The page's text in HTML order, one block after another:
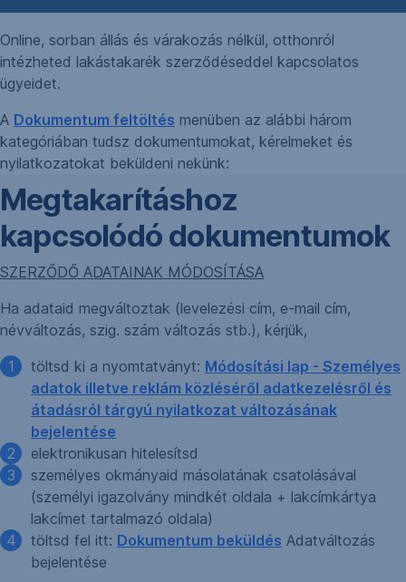
Online, sorban állás és várakozás nélkül, otthonról
intézheted lakástakarék szerződéseddel kapcsolatos
ügyeidet.
A Dokumentum feltöltés menüben az alábbi három
kategóriában tudsz dokumentumokat, kérelmeket és
nyilatkozatokat beküldeni nekünk:
Megtakarításhoz
kapcsolódó dokumentumok
SZERZŐDŐ ADATAINAK MÓDOSÍTÁSA
Ha adataid megváltoztak (levelezési cím, e-mail cím,
névváltozás, szig. szám változás stb.), kérjük,
töltsd ki a nyomtatványt: Módosítási lap - Személyes
adatok illetve reklám közléséről adatkezelésről és
átadásról tárgyú nyilatkozat változásának
bejelentése
elektronikusan hitelesítsd
személyes okmányaid másolatának csatolásával
(személyi igazolvány mindkét oldala + lakcímkártya
lakcímet tartalmazó oldala)
töltsd fel itt: Dokumentum beküldés Adatváltozás
bejelentése